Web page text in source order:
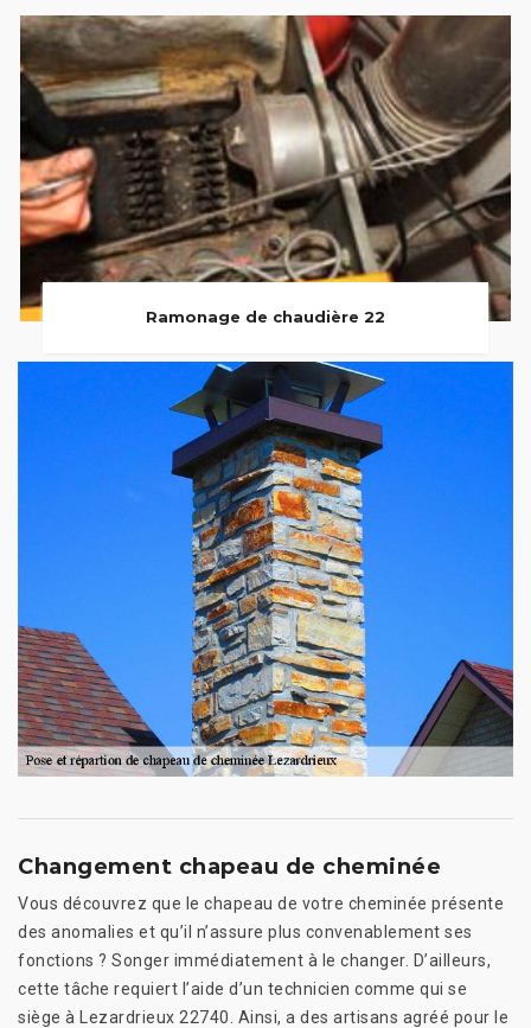
Ramonage de chaudière 22
Changement chapeau de cheminée
Vous découvrez que le chapeau de votre cheminée présente
des anomalies et qu’il n’assure plus convenablement ses
fonctions ? Songer immédiatement à le changer. D’ailleurs,
cette tâche requiert l’aide d’un technicien comme qui se
siège à Lezardrieux 22740. Ainsi, a des artisans agréé pour le